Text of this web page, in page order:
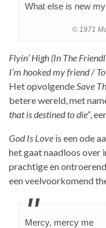
What else is new
© 1971
Flyin’ High (In The
I’m hooked my friend /
Het opvolgendeSave
betere wereld, met
that is destined to die”,
God Is Love is een ode
het gaat naadloos over
prachtige en
een veelvoorkomend
Mercy, mercy me